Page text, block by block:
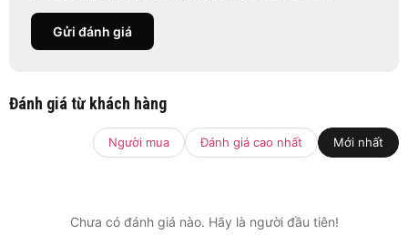
Gửi đánh giá
Đánh giá từ khách hàng
Người mua Đánh giá cao nhất Mới nhất
Chưa có đánh giá nào. Hãy là người đầu tiên!